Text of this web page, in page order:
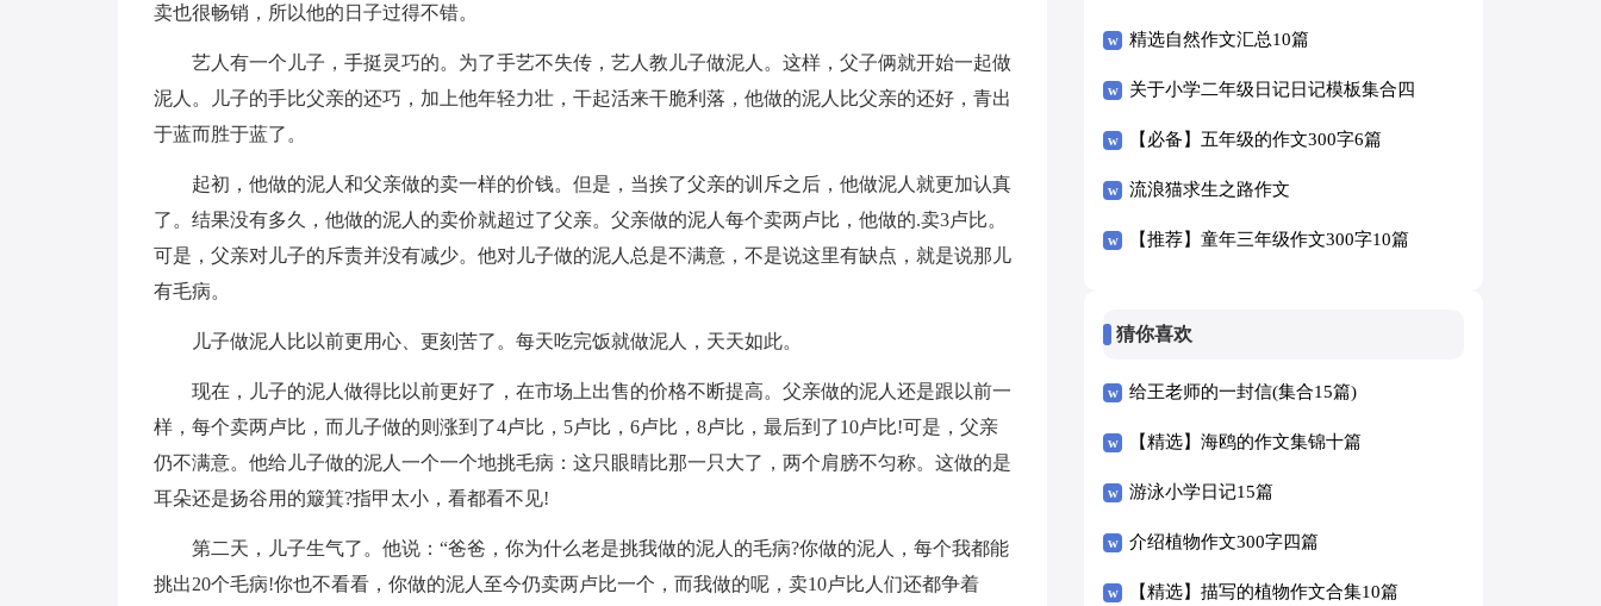
卖也很畅销，所以他的日子过得不错。
艺人有一个儿子，手挺灵巧的。为了手艺不失传，艺人教儿子做泥人。这样，父子俩就开始一起做
泥人。儿子的手比父亲的还巧，加上他年轻力壮，干起活来干脆利落，他做的泥人比父亲的还好，青出
于蓝而胜于蓝了。
起初，他做的泥人和父亲做的卖一样的价钱。但是，当挨了父亲的训斥之后，他做泥人就更加认真
了。结果没有多久，他做的泥人的卖价就超过了父亲。父亲做的泥人每个卖两卢比，他做的.卖3卢比。
可是，父亲对儿子的斥责并没有减少。他对儿子做的泥人总是不满意，不是说这里有缺点，就是说那儿
有毛病。
儿子做泥人比以前更用心、更刻苦了。每天吃完饭就做泥人，天天如此。
现在，儿子的泥人做得比以前更好了，在市场上出售的价格不断提高。父亲做的泥人还是跟以前一
样，每个卖两卢比，而儿子做的则涨到了4卢比，5卢比，6卢比，8卢比，最后到了10卢比!可是，父亲
仍不满意。他给儿子做的泥人一个一个地挑毛病：这只眼睛比那一只大了，两个肩膀不匀称。这做的是
耳朵还是扬谷用的簸箕?指甲太小，看都看不见!
第二天，儿子生气了。他说：“爸爸，你为什么老是挑我做的泥人的毛病?你做的泥人，每个我都能
挑出20个毛病!你也不看看，你做的泥人至今仍卖两卢比一个，而我做的呢，卖10卢比人们还都争着
精选自然作文汇总10篇
关于小学二年级日记日记模板集合四
篇【必备】五年级的作文300字6篇
流浪猫求生之路作文
【推荐】童年三年级作文300字10篇
猜你喜欢
给王老师的一封信(集合15篇)
【精选】海鸥的作文集锦十篇
游泳小学日记15篇
介绍植物作文300字四篇
【精选】描写的植物作文合集10篇